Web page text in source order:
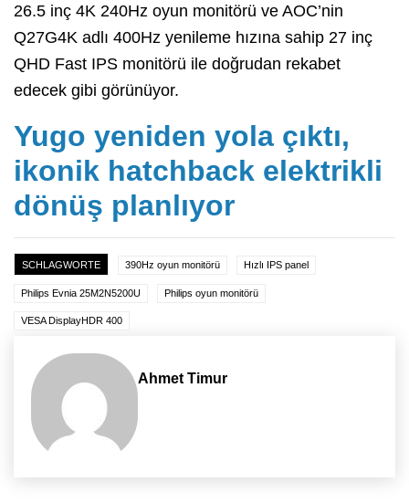
26.5 inç 4K 240Hz oyun monitörü ve AOC’nin
Q27G4K adlı 400Hz yenileme hızına sahip 27 inç
QHD Fast IPS monitörü ile doğrudan rekabet
edecek gibi görünüyor.
Yugo yeniden yola çıktı,
ikonik hatchback elektrikli
dönüş planlıyor
SCHLAGWORTE 390Hz oyun monitörü Hızlı IPS panel
Philips Evnia 25M2N5200U Philips oyun monitörü
VESA DisplayHDR 400
Ahmet Timur